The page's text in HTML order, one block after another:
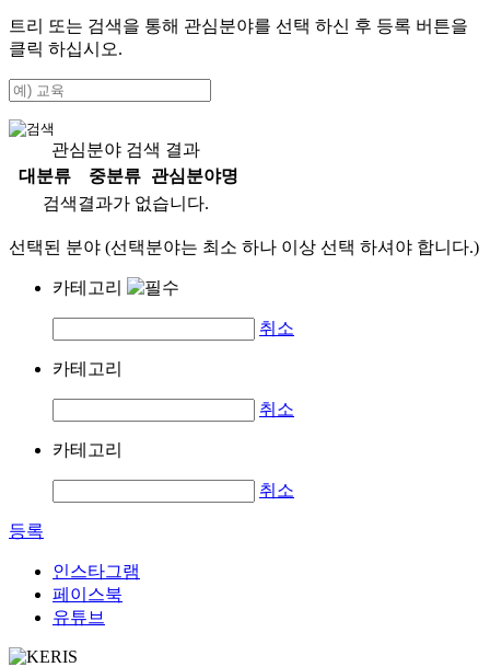
트리 또는 검색을 통해 관심분야를 선택 하신 후 등록 버튼을
클릭 하십시오.
관심분야 검색 결과
대분류
중분류
관심분야명
검색결과가 없습니다.
선택된 분야 (선택분야는 최소 하나 이상 선택 하셔야 합니다.)
카테고리
취소
카테고리
취소
카테고리
취소
등록
인스타그램
페이스북
유튜브